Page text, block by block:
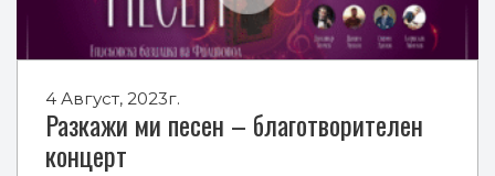
4 Август, 2023г.
Разкажи ми песен – благотворителен
концерт